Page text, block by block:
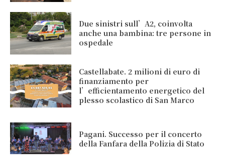
Due sinistri sull’A2, coinvolta
anche una bambina: tre persone in
ospedale
Castellabate. 2 milioni di euro di
finanziamento per
l’efficientamento energetico del
plesso scolastico di San Marco
Pagani. Successo per il concerto
della Fanfara della Polizia di Stato